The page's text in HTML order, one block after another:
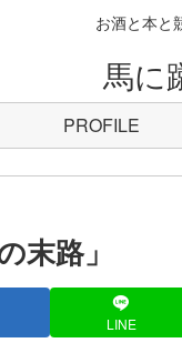
お酒と本と
馬に
PROFILE
末路」
LINE